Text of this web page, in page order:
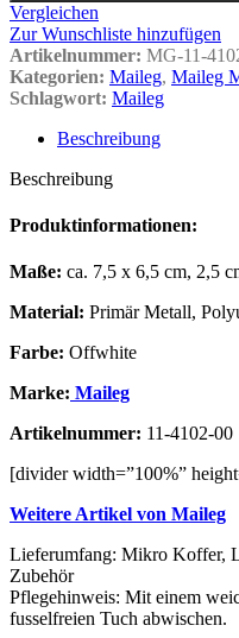
Vergleichen
Zur Wunschliste hinzufügen
Artikelnummer: MG-11-
Kategorien: Maileg, Maileg
Schlagwort: Maileg
Beschreibung
Beschreibung
Produktinformationen:
Maße: ca. 7,5 x 6,5 cm, 2,5
Material: Primär Metall,
Farbe: Offwhite
Marke: Maileg
Artikelnummer: 11-4102-00
[divider width=”100%”
Weitere Artikel von Maileg
Lieferumfang: Mikro Koffer,
Zubehör
Pflegehinweis: Mit einem
fusselfreien Tuch abwischen.